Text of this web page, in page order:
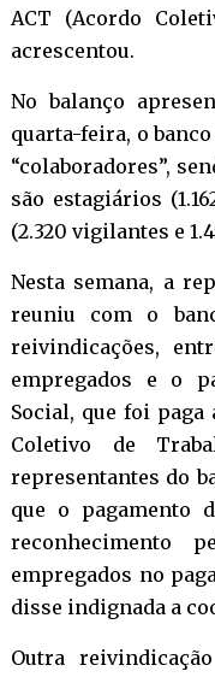
ACT (Acordo
acrescentou.
No balanço
quarta-feira, o
“colaboradores”,
são estagiários
(2.320 vigilantes e
Nesta semana, a
reuniu com o
reivindicações,
empregados e o
Social, que foi
Coletivo de
representantes do
que o pagamento
reconhecimento
empregados no
disse indignada a
Outra